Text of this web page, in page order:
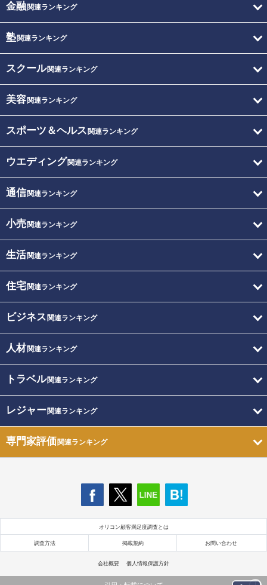
金融関連ランキング
塾関連ランキング
スクール関連ランキング
美容関連ランキング
スポーツ＆ヘルス 関連ランキング
ウエディング関連ランキング
通信関連ランキング
小売関連ランキング
生活関連ランキング
住宅関連ランキング
ビジネス 関連ランキング
人材関連ランキング
トラベル関連ランキング
レジャー関連ランキング
専門家評価関連ランキング
オリコン顧客満足度調査とは
調査方法 掲載規約 お問い合わせ
会社概要 個人情報保護方針